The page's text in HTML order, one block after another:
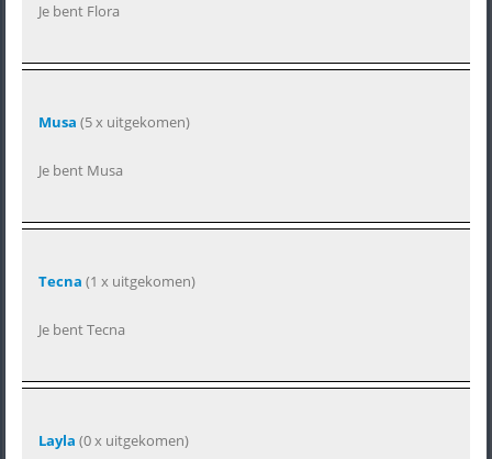
Je bent Flora
Musa (5 x uitgekomen)
Je bent Musa
Tecna (1 x uitgekomen)
Je bent Tecna
Layla (0 x uitgekomen)